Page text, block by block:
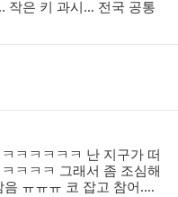
작은 키 과시… 전국 공통
ㅋㅋㅋㅋㅋ 난 지구가 떠
ㅋㅋㅋ 그래서 좀 조심해
ㅠㅠㅠ 코 잡고 참어....